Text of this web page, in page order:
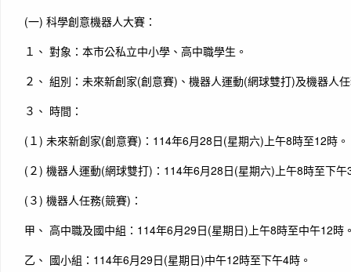
(一) 科學創意機器人大賽：
１、 對象：本市公私立中小學、高中職學生。
２、 組別：未來新創家(創意賽)、機器人運動(網球雙打)及機器人
３、 時間：
(１) 未來新創家(創意賽)：114年6月28日(星期六)上午8時至12時。
(２) 機器人運動(網球雙打)：114年6月28日(星期六)上午8時至下午
(３) 機器人任務(競賽)：
甲、 高中職及國中組：114年6月29日(星期日)上午8時至中午12時
乙、 國小組：114年6月29日(星期日)中午12時至下午4時。